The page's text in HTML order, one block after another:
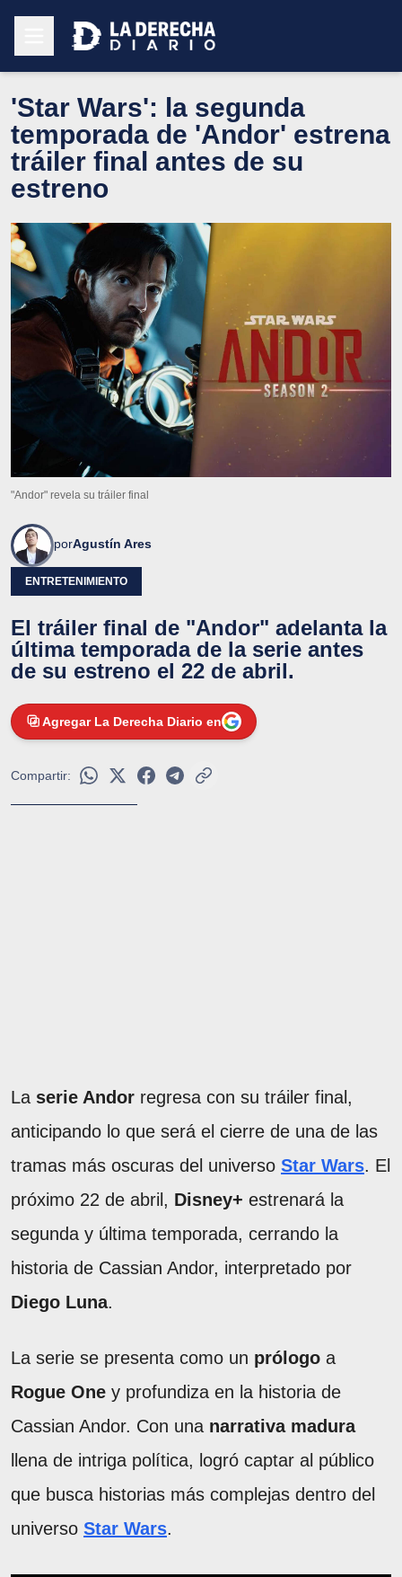
'Star Wars': la segunda
temporada de 'Andor' estrena
tráiler final antes de su
estreno
"Andor" revela su tráiler final
porAgustín Ares
ENTRETENIMIENTO
El tráiler final de "Andor" adelanta la
última temporada de la serie antes
de su estreno el 22 de abril.
Agregar La Derecha Diario en
Compartir:
La serie Andor regresa con su tráiler final,
anticipando lo que será el cierre de una de las
tramas más oscuras del universo Star Wars. El
próximo 22 de abril, Disney+ estrenará la
segunda y última temporada, cerrando la
historia de Cassian Andor, interpretado por
Diego Luna.
La serie se presenta como un prólogo a
Rogue One y profundiza en la historia de
Cassian Andor. Con una narrativa madura
llena de intriga política, logró captar al público
que busca historias más complejas dentro del
universo Star Wars.